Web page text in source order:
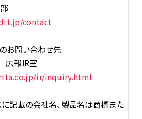
contact
お問い合わせ先
広報IR室
ir/inquiry.html
記載の会社名、製品名は商標また